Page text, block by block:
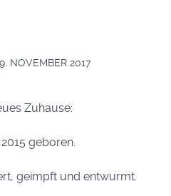
NOVEMBER 2017
Zuhause:
geboren.
geimpft und entwurmt.